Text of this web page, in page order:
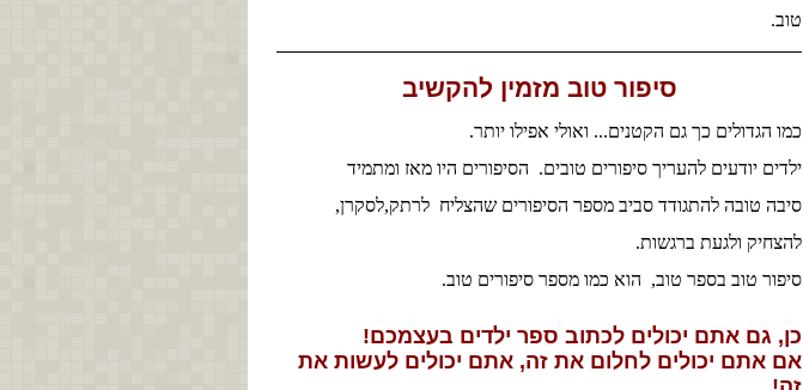
טוב.
סיפור טוב מזמין להקשיב
כמו הגדולים כך גם הקטנים... ואולי אפילו יותר.
ילדים יודעים להעריך סיפורים טובים. הסיפורים היו מאז ומתמיד
סיבה טובה להתגודד סביב מספר הסיפורים שהצליח לרתק,לסקרן,
להצחיק ולגעת ברגשות.
סיפור טוב בספר טוב, הוא כמו מספר סיפורים טוב.
כן, גם אתם יכולים לכתוב ספר ילדים בעצמכם!
אם אתם יכולים לחלום את זה, אתם יכולים לעשות את